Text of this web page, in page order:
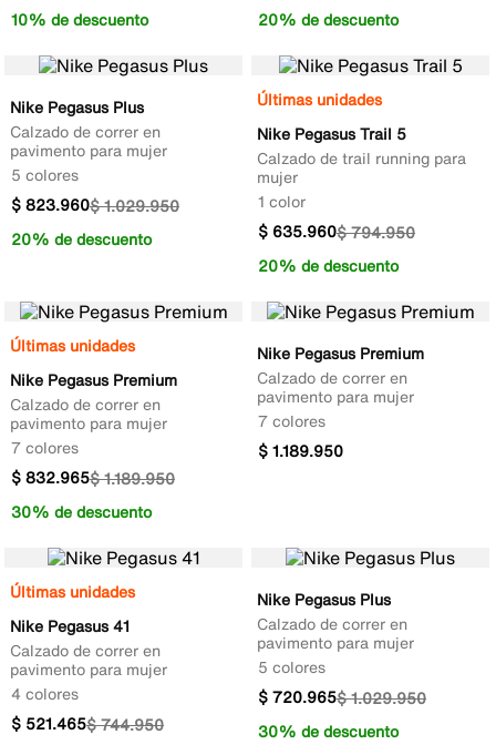
10% de descuento
20% de descuento
Nike Pegasus Plus
Calzado de correr en
pavimento para mujer
5 colores
$1.029.950
$823.960
20% de descuento
Últimas unidades
Nike Pegasus Trail 5
Calzado de trail running para
mujer
1 color
$794.950
$ 635.960
20% de descuento
Últimas unidades
Nike Pegasus Premium
Calzado de correr en
pavimento para mujer
7 colores
$1.189.950
$832.965
30% de descuento
Nike Pegasus Premium
Calzado de correr en
pavimento para mujer
7 colores
$1.189.950
Últimas unidades
Nike Pegasus 41
Calzado de correr en
pavimento para mujer
4 colores
$744.950
$ 521.465
Nike Pegasus Plus
Calzado de correr en
pavimento para mujer
5 colores
$1.029.950
$720.965
30% de descuento